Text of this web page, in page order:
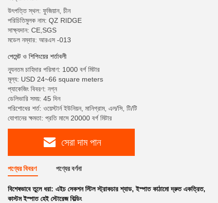
উৎপত্তি স্থল: ফুজিয়ান, চীন
পরিচিতিমুলক নাম: QZ RIDGE
সাক্ষ্যদান: CE,SGS
মডেল নম্বার: আরএস -013
পেমেন্ট ও শিপিংয়ের শর্তাবলী
ন্যূনতম চাহিদার পরিমাণ: 1000 বর্গ মিটার
মূল্য: USD 24~66 square meters
প্যাকেজিং বিবরণ: নগ্ন
ডেলিভারি সময়: 45 দিন
পরিশোধের শর্ত: ওয়েস্টার্ন ইউনিয়ন, মানিগ্রাম, এল/সি, টি/টি
যোগানের ক্ষমতা: প্রতি মাসে 20000 বর্গ মিটার
সেরা দাম পান
পণ্যের বিবরণ পণ্যের বর্ণনা
বিশেষভাবে তুলে ধরা: এইচ সেকশন স্টিল স্ট্রাকচার শ্যাড,ইস্পাত কাঠামো দ্রুত একত্রিত,
কাস্টম ইস্পাত হেই স্টোরেজ বিল্ডিং